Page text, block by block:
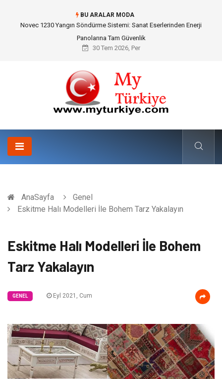
BU ARALAR MODA
Skoda Yedek Parça Seçiminde Teknik Uyumluluk ve Sürüş Konforu
30 Tem 2026, Per
AnaSayfa
Genel
Eskitme Halı Modelleri İle Bohem Tarz Yakalayın
Eskitme Halı Modelleri İle Bohem
Tarz Yakalayın
GENEL Eyl 2021, Cum